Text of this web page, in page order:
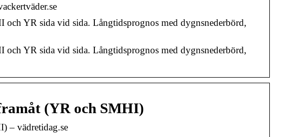
YR sida vid sida. Långtidsprognos med dygnsnederbörd,
YR sida vid sida. Långtidsprognos med dygnsnederbörd,
(YR och SMHI)
– vädretidag.se